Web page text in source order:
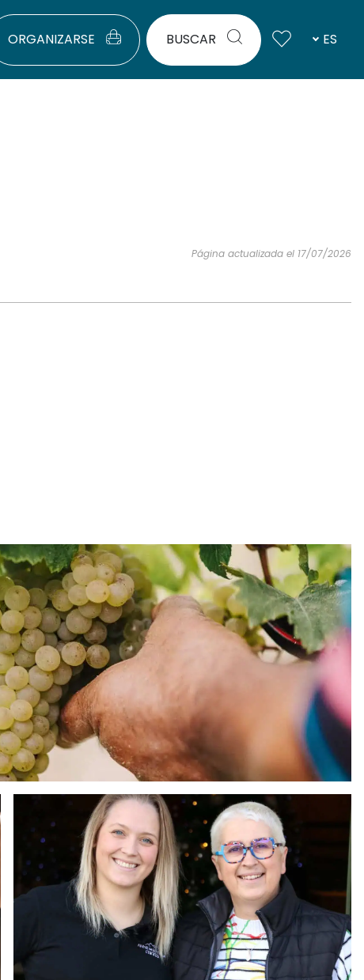
ORGANIZARSE BUSCAR ES
Página actualizada el 17/07/2026